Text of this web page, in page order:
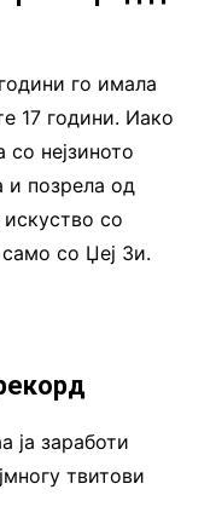
го имала
17 години. Иако
нејзиното
и позрела од
со
со Џеј Зи.
ја заработи
твитови